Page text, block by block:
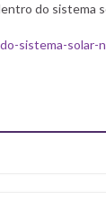
do sistema
sistema-solar-